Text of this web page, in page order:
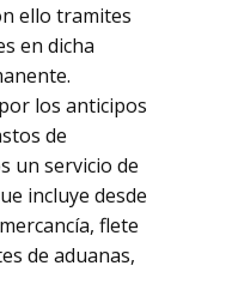
ello tramites
en dicha
los anticipos
de
un servicio de
incluye desde
flete
de aduanas,